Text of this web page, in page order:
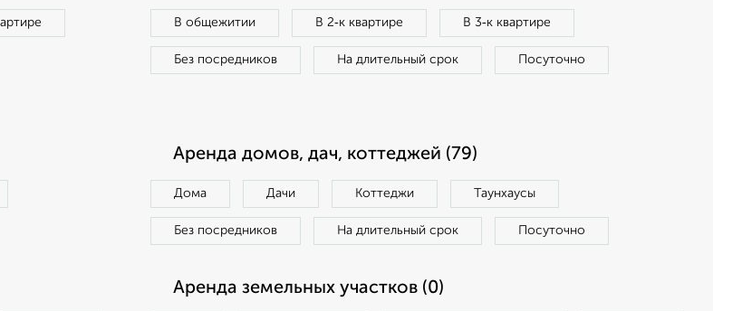
В общежитии В 2‑к квартире В 3‑к квартире
Без посредников На длительный срок Посуточно
Аренда домов, дач, коттеджей (79)
Дома Дачи Коттеджи Таунхаусы
Без посредников На длительный срок Посуточно
Аренда земельных участков (0)